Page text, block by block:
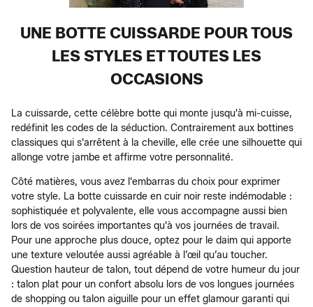
UNE BOTTE CUISSARDE POUR TOUS
LES STYLES ET TOUTES LES
OCCASIONS
La cuissarde, cette célèbre botte qui monte jusqu'à mi-cuisse,
redéfinit les codes de la séduction. Contrairement aux bottines
classiques qui s'arrêtent à la cheville, elle crée une silhouette qui
allonge votre jambe et affirme votre personnalité.
Côté matières, vous avez l'embarras du choix pour exprimer
votre style. La botte cuissarde en cuir noir reste indémodable :
sophistiquée et polyvalente, elle vous accompagne aussi bien
lors de vos soirées importantes qu'à vos journées de travail.
Pour une approche plus douce, optez pour le daim qui apporte
une texture veloutée aussi agréable à l’œil qu’au toucher.
Question hauteur de talon, tout dépend de votre humeur du jour
: talon plat pour un confort absolu lors de vos longues journées
de shopping ou talon aiguille pour un effet glamour garanti qui